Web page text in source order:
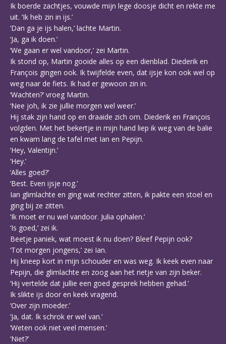
Ik boerde zachtjes, vouwde mijn lege doosje dicht en rekte me
uit. ‘Ik heb zin in ijs.’
‘Dan ga je ijs halen,’ lachte Martin.
‘Ja, ga ik doen.’
‘We gaan er wel vandoor,’ zei Martin.
Ik stond op, Martin gooide alles op een dienblad. Diederik en
François gingen ook. Ik twijfelde even, dat ijsje kon ook wel op
weg naar de fiets. Ik had er gewoon zin in.
‘Wachten?’ vroeg Martin.
‘Nee joh, ik zie jullie morgen wel weer.’
Hij stak zijn hand op en draaide zich om. Diederik en François
volgden. Met het bekertje in mijn hand liep ik weg van de balie
en kwam lang de tafel met Ian en Pepijn.
‘Hey, Valentijn.’
‘Hey.’
‘Alles goed?’
‘Best. Even ijsje nog.’
Ian glimlachte en ging wat rechter zitten, ik pakte een stoel en
ging bij ze zitten.
‘Ik moet er nu wel vandoor. Julia ophalen.’
‘Is goed,’ zei ik.
Beetje paniek, wat moest ik nu doen? Bleef Pepijn ook?
‘Tot morgen jongens,’ zei Ian.
Hij kneep kort in mijn schouder en was weg. Ik keek even naar
Pepijn, die glimlachte en zoog aan het rietje van zijn beker.
‘Hij vertelde dat jullie een goed gesprek hebben gehad.’
Ik slikte ijs door en keek vragend.
‘Over zijn moeder.’
‘Ja, dat. Ik schrok er wel van.’
‘Weten ook niet veel mensen.’
‘Niet?’